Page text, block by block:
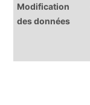
Modification
des données